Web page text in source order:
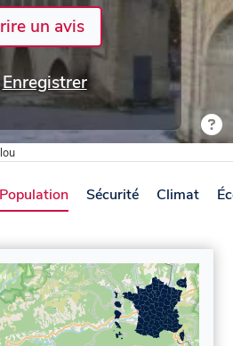
un avis
Enregistrer
Population Sécurité Climat